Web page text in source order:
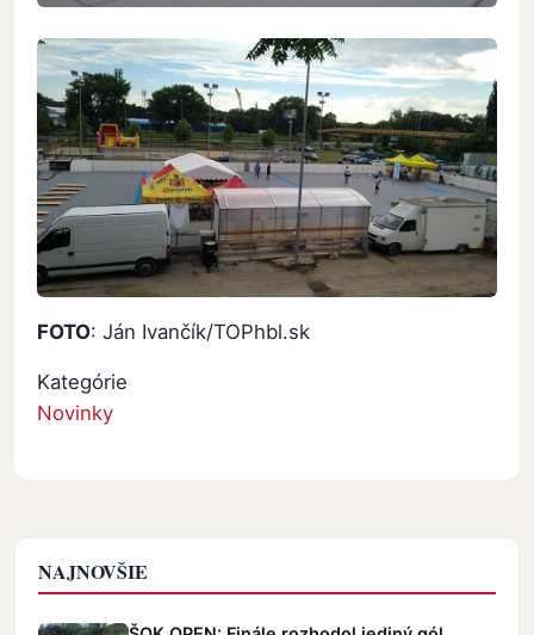
FOTO: Ján Ivančík/TOPhbl.sk
Kategórie
Novinky
NAJNOVŠIE